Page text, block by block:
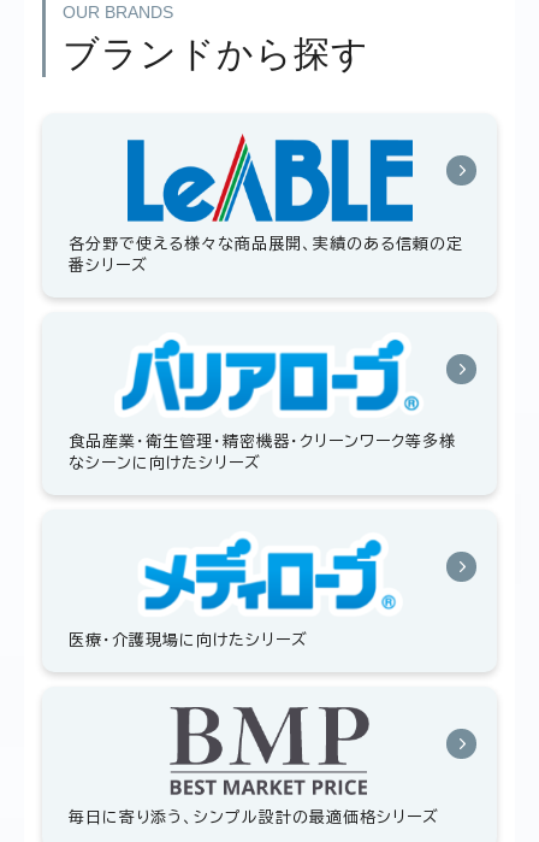
OUR BRANDS
ブランドから探す
各分野で使える様々な商品展開、実績のある信頼の定
番シリーズ
食品産業・衛生管理・精密機器・クリーンワーク等多様
なシーンに向けたシリーズ
医療・介護現場に向けたシリーズ
毎日に寄り添う、シンプル設計の最適価格シリーズ